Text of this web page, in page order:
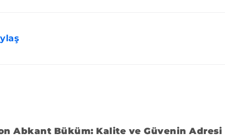
Abkant Büküm: Kalite ve Güvenin Adresi